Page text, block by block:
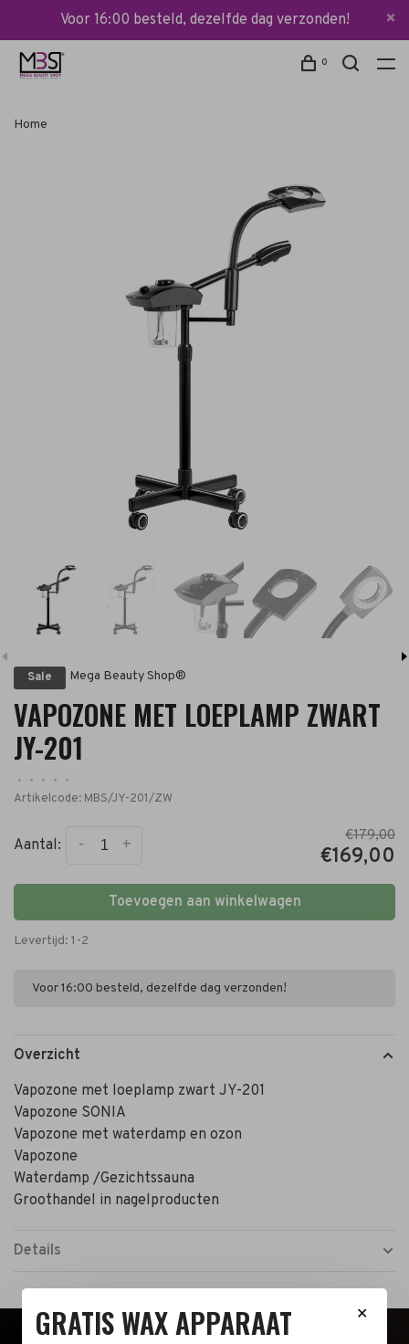
Voor 16:00 besteld, dezelfde dag verzonden!
0
Home
Sale Mega Beauty Shop®
VAPOZONE MET LOEPLAMP ZWART
JY-201
• • • •
•
Artikelcode: MBS/JY-201/ZW
Aantal: +
-
€179,00
€169,00
Toevoegen aan winkelwagen
Levertijd: 1-2
Voor 16:00 besteld, dezelfde dag verzonden!
Overzicht
Vapozone met loeplamp zwart JY-201
Vapozone SONIA
Vapozone met waterdamp en ozon
Vapozone
Waterdamp /Gezichtssauna
Groothandel in nagelproducten
Details
✕
GRATIS WAX APPARAAT